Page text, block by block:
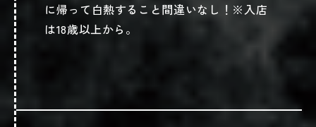
電話で問い合わせる
に帰って白熱すること間違いなし！※入店
は18歳以上から。